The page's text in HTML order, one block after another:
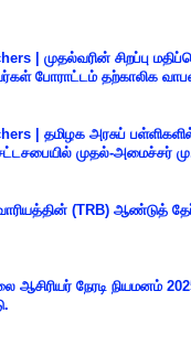
| முதல்வரின் சிறப்பு
போராட்டம் தற்காலிக
| தமிழக அரசுப்
முதல்-அமைச்சர்
வாரியத்தின் (TRB) ஆண்டுத்
ஆசிரியர் நேரடி நியமனம்